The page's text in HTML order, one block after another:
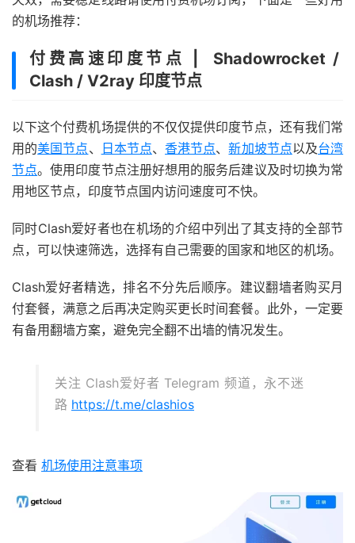
的机场推荐：
付费高速印度节点 | Shadowrocket /
Clash / V2ray 印度节点
以下这个付费机场提供的不仅仅提供印度节点，还有我们常
用的美国节点、 日本节点、 香港节点、新加坡节点以及台湾
节点。使用印度节点注册好想用的服务后建议及时切换为常
用地区节点，印度节点国内访问速度可不快。
同时Clash爱好者也在机场的介绍中列出了其支持的全部节
点，可以快速筛选，选择有自己需要的国家和地区的机场。
Clash爱好者精选，排名不分先后顺序。建议翻墙者购买月
付套餐，满意之后再决定购买更长时间套餐。此外，一定要
有备用翻墙方案，避免完全翻不出墙的情况发生。
关注 Clash爱好者 Telegram 频道，永不迷
路 https://t.me/clashios
查看 机场使用注意事项